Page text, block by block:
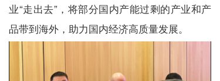
业“走出去”，将部分国内产能过剩的产业和产
品带到海外，助力国内经济高质量发展。